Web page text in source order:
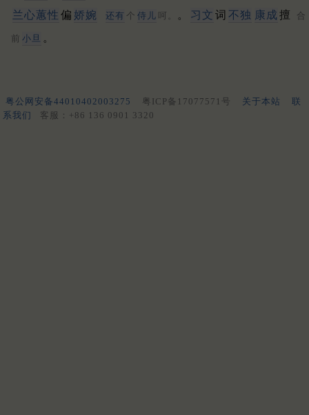
兰心蕙性 偏 娇婉 还有 个 侍儿 呵。 。 习文 词 不独 康成 擅 合
前 小旦 。
粤公网安备44010402003275 粤ICP备17077571号 关于本站
联
系我们
客服：+86 136 0901 3320